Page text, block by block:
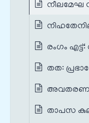
നീലമേഘ
രംഗം
തത:
അവതരണ
താപസ